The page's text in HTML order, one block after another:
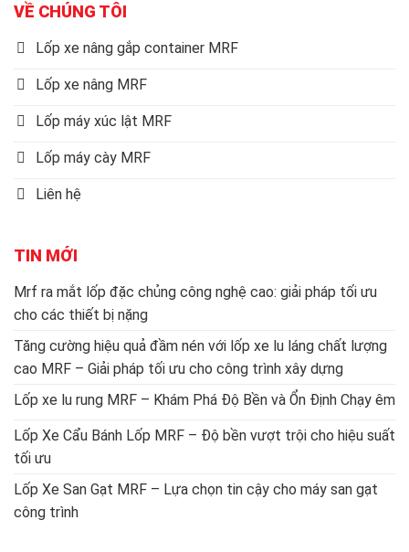
VỀ CHÚNG TÔI
Lốp xe nâng gắp container MRF
Lốp xe nâng MRF
Lốp máy xúc lật MRF
Lốp máy cày MRF
Liên hệ
TIN MỚI
Mrf ra mắt lốp đặc chủng công nghệ cao: giải pháp tối ưu
cho các thiết bị nặng
Tăng cường hiệu quả đầm nén với lốp xe lu láng chất lượng
cao MRF – Giải pháp tối ưu cho công trình xây dựng
Lốp xe lu rung MRF – Khám Phá Độ Bền và Ổn Định Chạy êm
Lốp Xe Cẩu Bánh Lốp MRF – Độ bền vượt trội cho hiệu suất
tối ưu
Lốp Xe San Gạt MRF – Lựa chọn tin cậy cho máy san gạt
công trình